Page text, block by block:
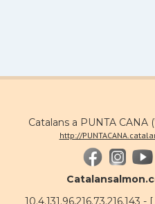
Catalans a PUNTA CANA
http://
10.4.131.96,216.73.216.143 -